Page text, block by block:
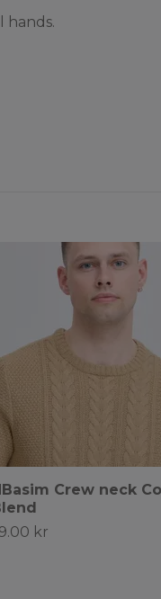
hands.
Crew neck
kr